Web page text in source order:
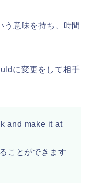
意味を持ち、時間
に変更をして相手
and make it at
ことができます